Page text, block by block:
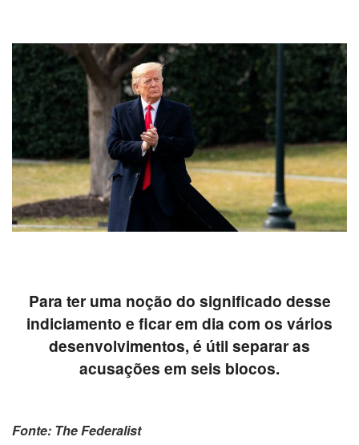
Para ter uma noção do significado desse
indiciamento e ficar em dia com os vários
desenvolvimentos, é útil separar as
acusações em seis blocos.
Fonte: The Federalist